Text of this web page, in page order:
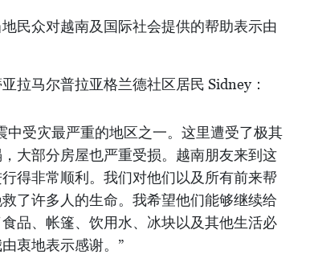
民众对越南及国际社会提供的帮助表示由
拉马尔普拉亚格兰德社区居民 Sidney：
中受灾最严重的地区之一。这里遭受了极其
大部分房屋也严重受损。越南朋友来到这
得非常顺利。我们对他们以及所有前来帮
了许多人的生命。我希望他们能够继续给
品、帐篷、饮用水、冰块以及其他生活必
衷地表示感谢。”